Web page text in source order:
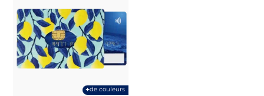
+de couleurs
a
plusieurs
variations.
Les
options